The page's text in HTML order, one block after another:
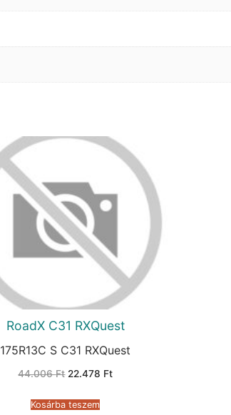
RoadX C31 RXQuest
175R13C S C31 RXQuest
44.006Ft Original
44.006 Ft.
22.478 FtCurrent
Kosárba teszem